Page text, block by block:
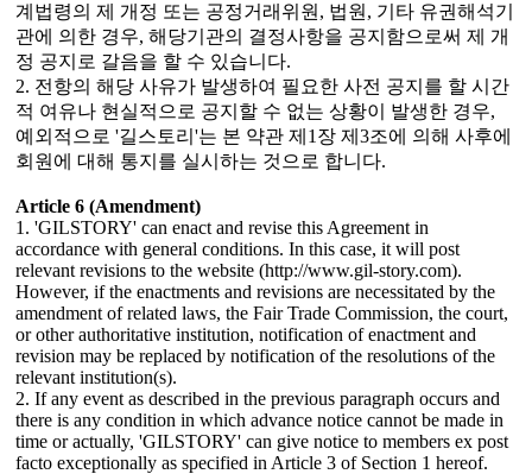
계법령의 제 개정 또는 공정거래위원, 법원, 기타 유권해석기
관에 의한 경우, 해당기관의 결정사항을 공지함으로써 제 개
정 공지로 갈음을 할 수 있습니다.
2. 전항의 해당 사유가 발생하여 필요한 사전 공지를 할 시간
적 여유나 현실적으로 공지할 수 없는 상황이 발생한 경우,
예외적으로 '길스토리'는 본 약관 제1장 제3조에 의해 사후에
회원에 대해 통지를 실시하는 것으로 합니다.
Article 6 (Amendment)
1. 'GILSTORY' can enact and revise this Agreement in
accordance with general conditions. In this case, it will post
relevant revisions to the website (http://www.gil-story.com).
However, if the enactments and revisions are necessitated by the
amendment of related laws, the Fair Trade Commission, the court,
or other authoritative institution, notification of enactment and
revision may be replaced by notification of the resolutions of the
relevant institution(s).
2. If any event as described in the previous paragraph occurs and
there is any condition in which advance notice cannot be made in
time or actually, 'GILSTORY' can give notice to members ex post
facto exceptionally as specified in Article 3 of Section 1 hereof.